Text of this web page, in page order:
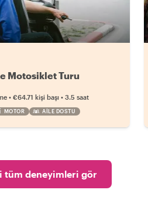
Motosiklet Turu
•€64.71 kişi başı •3.5 saat
MOTOR AILE DOSTU
tüm deneyimleri gör